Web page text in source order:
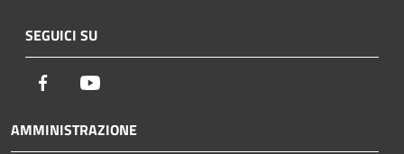
SEGUICI SU
Facebook
AMMINISTRAZIONE